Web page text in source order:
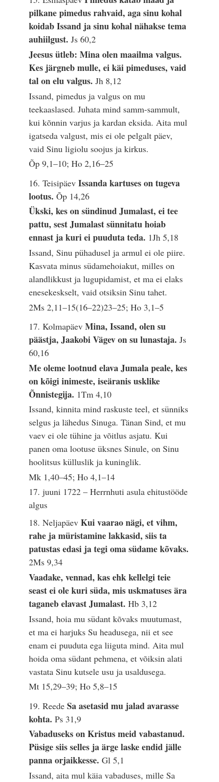
pilkane pimedus rahvaid, aga sinu kohal
koidab Issand ja sinu kohal nähakse tema
auhiilgust.Js 60,2
Jeesus ütleb: Mina olen maailma valgus.
Kes järgneb mulle, ei käi pimeduses, vaid
tal on elu valgus.Jh 8,12
Issand, pimedus ja valgus on mu
teekaaslased. Juhata mind samm-sammult,
kui kõnnin varjus ja kardan eksida. Aita mul
igatseda valgust, mis ei ole pelgalt päev,
vaid Sinu ligiolu soojus ja kirkus.
Õp 9,1–10; Ho 2,16–25
16. TeisipäevIssanda kartuses on tugeva
lootus.Õp 14,26
Ükski, kes on sündinud Jumalast, ei tee
pattu, sest Jumalast sünnitatu hoiab
ennast ja kuri ei puuduta teda. 1Jh 5,18
Issand, Sinu pühadusel ja armul ei ole piire.
Kasvata minus südamehoiakut, milles on
alandlikkust ja lugupidamist, et ma ei elaks
enesekeskselt, vaid otsiksin Sinu tahet.
2Ms 2,11–15(16–22)23–25; Ho 3,1–5
17. KolmapäevMina, Issand, olen su
päästja, Jaakobi Vägev on su lunastaja.Js
60,16
Me oleme lootnud elava Jumala peale, kes
on kõigi inimeste, iseäranis usklike
Õnnistegija. 1Tm 4,10
Issand, kinnita mind raskuste teel, et sünniks
selgus ja lähedus Sinuga. Tänan Sind, et mu
vaev ei ole tühine ja võitlus asjatu. Kui
panen oma lootuse üksnes Sinule, on Sinu
hoolitsus külluslik ja kuninglik.
Mk 1,40–45; Ho 4,1–14
17. juuni 1722 – Herrnhuti asula ehitustööde
algus
18. NeljapäevKui vaarao nägi, et vihm,
rahe ja müristamine lakkasid, siis ta
patustas edasi ja tegi oma südame kõvaks.
2Ms 9,34
Vaadake, vennad, kas ehk kellelgi teie
seast ei ole kuri süda, mis uskmatuses ära
taganeb elavast Jumalast.Hb 3,12
Issand, hoia mu südant kõvaks muutumast,
et ma ei harjuks Su headusega, nii et see
enam ei puuduta ega liiguta mind. Aita mul
hoida oma südant pehmena, et võiksin alati
vastata Sinu kutsele usu ja usaldusega.
Mt 15,29–39; Ho 5,8–15
19. ReedeSa asetasid mu jalad avarasse
kohta.Ps 31,9
Vabaduseks on Kristus meid vabastanud.
Püsige siis selles ja ärge laske endid jälle
panna orjaikkesse.Gl 5,1
Issand, aita mul käia vabaduses, mille Sa